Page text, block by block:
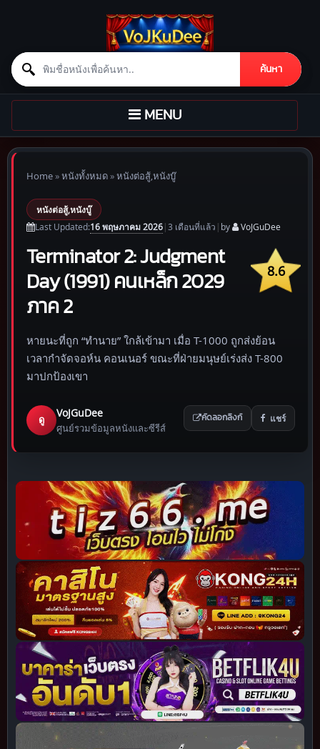
Search for:
ค้นหา
Skip to content
TOGGLE
NAVIGATION
MENU
Home»หนังทั้งหมด»หนังต่อสู้,หนังบู๊
หนังต่อสู้,หนังบู๊
Last Updated:16 พฤษภาคม 2026|3 เดือนที่แล้ว | by VoJGuDee
8.6
Terminator 2: Judgment
Day (1991) คนเหล็ก 2029
ภาค 2
หายนะที่ถูก “ทำนาย” ใกล้เข้ามา เมื่อ T-1000 ถูกส่งย้อน
เวลากำจัดจอห์น คอนเนอร์ ขณะที่ฝ่ายมนุษย์เร่งส่ง T-800
มาปกป้องเขา
ดู
VoJGuDee
ศูนย์รวมข้อมูลหนังและซีรีส์
คัดลอกลิงก์ แชร์